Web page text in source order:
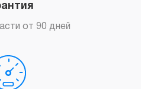
от 90 дней